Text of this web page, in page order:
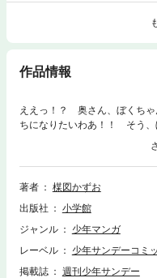
作品情報
ええっ！？ 奥さん、ぼくち
ちになりたいわあ！！ そう、
うちゃん、沢田家のまことち
著者
楳図かずお
出版社
小学館
ジャンル
少年マンガ
レーベル
少年サンデーコミ
掲載誌
週刊少年サンデー